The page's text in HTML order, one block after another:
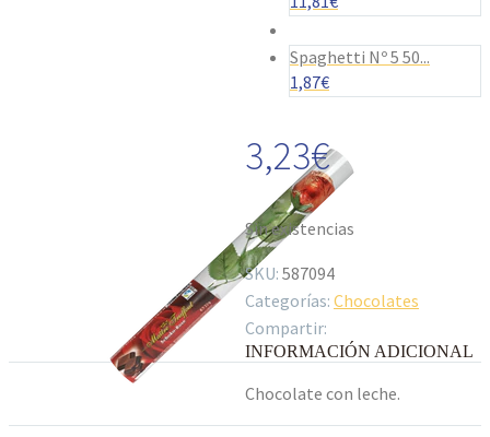
Spaghetti Nº 5 50...
1,87€
3,23€
Sin existencias
SKU: 587094
Categorías: Chocolates
Compartir:
INFORMACIÓN ADICIONAL
Chocolate con leche.